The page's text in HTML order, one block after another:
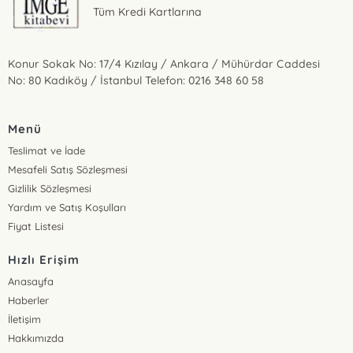
Tüm Kredi Kartlarına
Konur Sokak No: 17/4 Kızılay / Ankara / Mühürdar Caddesi
No: 80 Kadıköy / İstanbul Telefon: 0216 348 60 58
Menü
Teslimat ve İade
Mesafeli Satış Sözleşmesi
Gizlilik Sözleşmesi
Yardım ve Satış Koşulları
Fiyat Listesi
Hızlı Erişim
Anasayfa
Haberler
İletişim
Hakkımızda